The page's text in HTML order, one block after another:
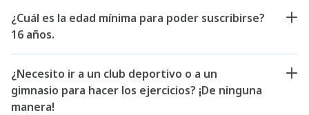
¿Cuál es la edad mínima para poder suscribirse?
16 años.
¿Necesito ir a un club deportivo o a un
gimnasio para hacer los ejercicios? ¡De ninguna
manera!